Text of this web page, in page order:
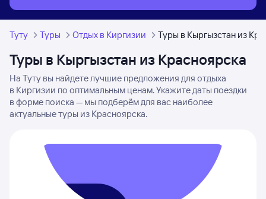
Туту Туры Отдых в Киргизии Туры в Кыргызстан из
Туры в Кыргызстан из Красноярска
На Туту вы найдете лучшие предложения для отдыха
в Киргизии по оптимальным ценам. Укажите даты поездки
в форме поиска — мы подберём для вас наиболее
актуальные туры из Красноярска.